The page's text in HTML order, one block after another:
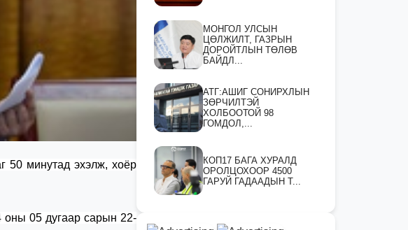
50 минутад эхэлж, хоёр
оны 05 дугаар сарын 22-
МОНГОЛ УЛСЫН
ЦӨЛЖИЛТ, ГАЗРЫН
ДОРОЙТЛЫН ТӨЛӨВ
БАЙДЛ...
АТГ:АШИГ СОНИРХЛЫН
ЗӨРЧИЛТЭЙ
ХОЛБООТОЙ 98
ГОМДОЛ,...
КОП17 БАГА ХУРАЛД
ОРОЛЦОХООР 4500
ГАРУЙ ГАДААДЫН Т...